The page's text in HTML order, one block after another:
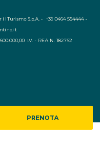
PRENOTA
Turismo S.p.A. - +39 0464 554444 -
I.V. - REA N. 182762